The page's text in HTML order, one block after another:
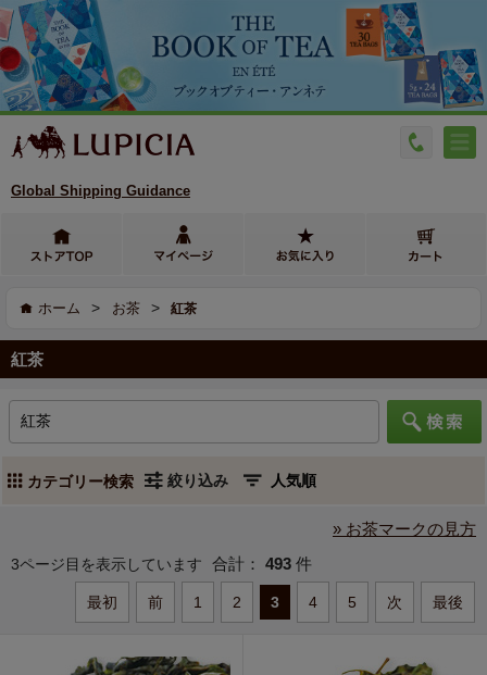
Global Shipping Guidance
ホーム > お茶 > 紅茶
紅茶
カテゴリー検索 絞り込み
» お茶マークの見方
3ページ目を表示しています 合計： 493 件
最初 前 1 2 3 4 5 次 最後